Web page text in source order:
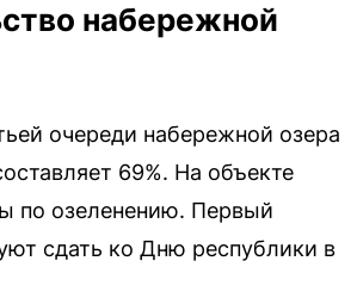
набережной
очереди набережной озера
69%. На объекте
по озеленению. Первый
сдать ко Дню республики в